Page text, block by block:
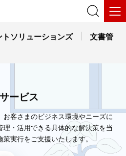
ソリューションズ
文書管
ービス
客さまのビジネス環境やニーズに
・活用できる具体的な解決策を当
策実行をご支援いたします。